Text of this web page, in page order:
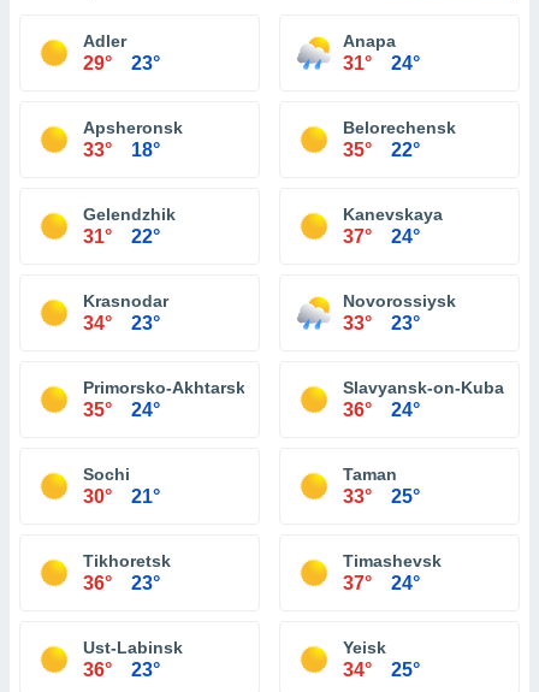
Adler
29° 23°
Anapa
31° 24°
Apsheronsk
33° 18°
Belorechensk
35° 22°
Gelendzhik
31° 22°
Kanevskaya
37° 24°
Krasnodar
34° 23°
Novorossiysk
33° 23°
Primorsko-Akhtarsk
35° 24°
Slavyansk-on-Kuban
36° 24°
Sochi
30° 21°
Taman
33° 25°
Tikhoretsk
36° 23°
Timashevsk
37° 24°
Ust-Labinsk
36° 23°
Yeisk
34° 25°